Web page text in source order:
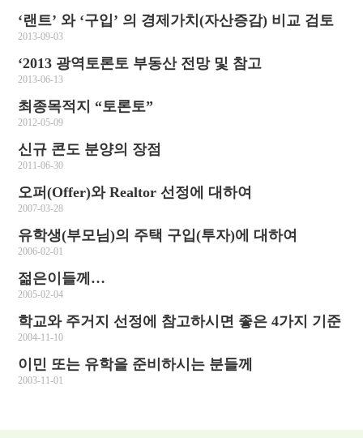
‘랜트’ 와 ‘구입’ 의 경제가치(자산증감) 비교 검토
2013-09-03
‘2013 광역토론토 부동산 전망 및 참고
2013-06-13
최종목적지 “토론토”
2012-05-09
신규 콘도 분양의 장점
2011-06-30
오퍼(Offer)와 Realtor 선정에 대하여
2007-03-28
유학생(부모님)의 주택 구입(투자)에 대하여
2006-02-01
젊은이들께…
2005-02-04
학교와 주거지 선정에 참고하시면 좋은 4가지 기준
2004-11-10
이민 또는 유학을 준비하시는 분들께
2003-11-01